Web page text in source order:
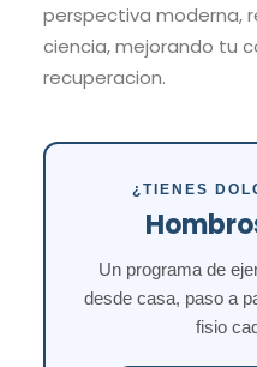
perspectiva moderna,
ciencia, mejorando tu
recuperacion.
¿TIENES
Un programa de
desde casa, paso a
fisio